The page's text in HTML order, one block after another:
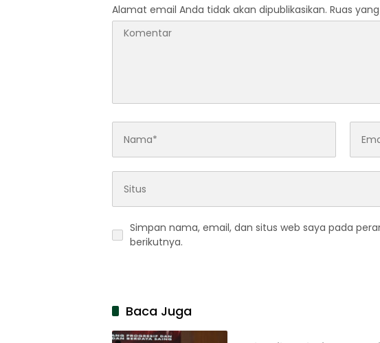
Alamat email Anda tidak akan dipublikasikan. Ruas
Simpan nama, email, dan situs web saya pada
berikutnya.
Baca Juga